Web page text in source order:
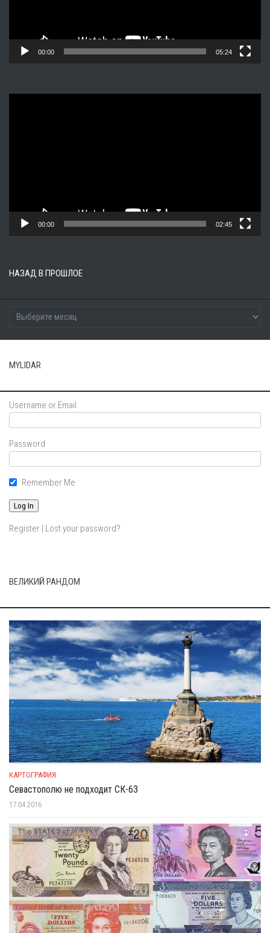
00:00 05:24
00:00 02:45
НАЗАД В ПРОШЛОЕ
MYLIDAR
Username or Email
Password
Remember Me
Register | Lost your password?
ВЕЛИКИЙ РАНДОМ
КАРТОГРАФИЯ
Севастополю не подходит СК-63
17.04.2016